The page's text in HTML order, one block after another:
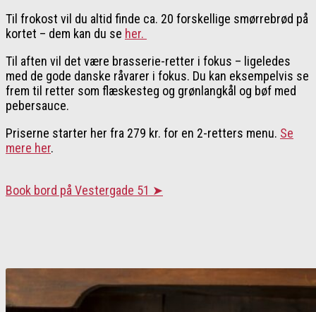
Til frokost vil du altid finde ca. 20 forskellige smørrebrød på
kortet – dem kan du se her.
Til aften vil det være brasserie-retter i fokus – ligeledes
med de gode danske råvarer i fokus. Du kan eksempelvis se
frem til retter som flæskesteg og grønlangkål og bøf med
pebersauce.
Priserne starter her fra 279 kr. for en 2-retters menu. Se
mere her.
Book bord på Vestergade 51 ➤